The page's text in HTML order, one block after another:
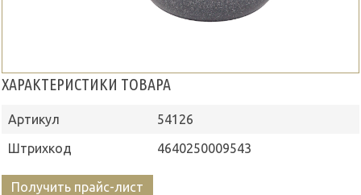
ХАРАКТЕРИСТИКИ ТОВАРА
Артикул
54126
Штрихкод
4640250009543
Получить прайс-лист